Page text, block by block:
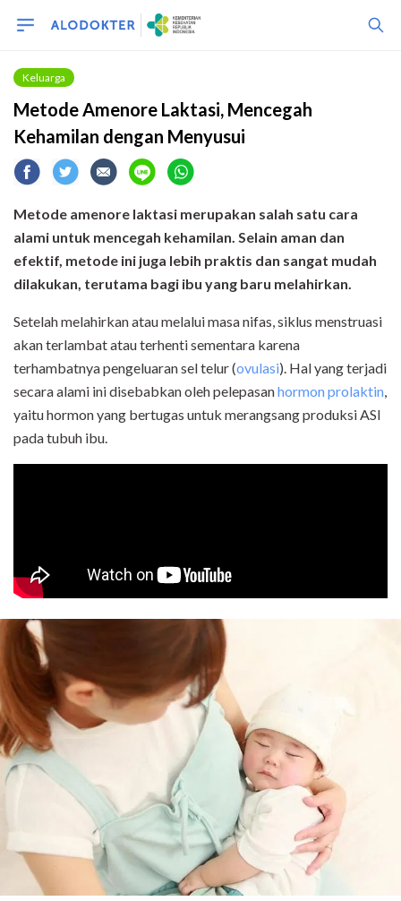
Keluarga
Metode Amenore Laktasi, Mencegah
Kehamilan dengan Menyusui
Metode amenore laktasi merupakan salah satu cara
alami untuk mencegah kehamilan. Selain aman dan
efektif, metode ini juga lebih praktis dan sangat mudah
dilakukan, terutama bagi ibu yang baru melahirkan.
Setelah melahirkan atau melalui masa nifas, siklus menstruasi
akan terlambat atau terhenti sementara karena
terhambatnya pengeluaran sel telur (ovulasi). Hal yang terjadi
secara alami ini disebabkan oleh pelepasanhormon prolaktin,
yaitu hormon yang bertugas untuk merangsang produksi ASI
pada tubuh ibu.